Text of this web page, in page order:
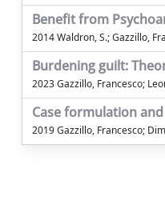
Benefit from
2014 Waldron, S.; Gazzillo,
Burdening guilt:
2023 Gazzillo, Francesco;
Case formulation
2019 Gazzillo, Francesco;